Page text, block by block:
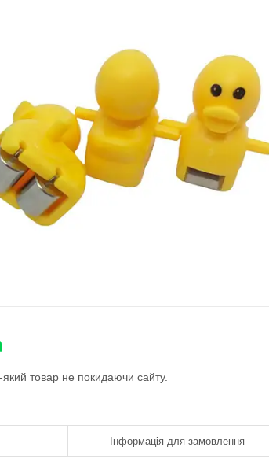
товар не покидаючи сайту.
Інформація для замовлення